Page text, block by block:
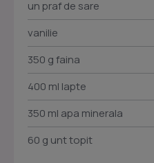
un praf de sare
vanilie
350 g faina
400 ml lapte
350 ml apa minerala
60 g unt topit